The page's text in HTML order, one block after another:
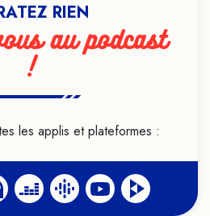
RIEN
au podcast
!
les applis et plateformes :